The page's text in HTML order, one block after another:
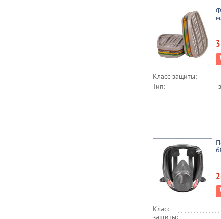
Класс защиты:
Тип:
Класс
защиты: